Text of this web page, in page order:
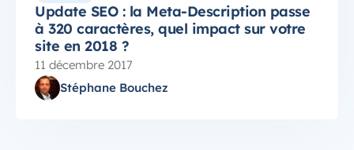
Update SEO : la Meta-Description passe
à 320 caractères, quel impact sur votre
site en 2018 ?
11 décembre 2017
Stéphane Bouchez